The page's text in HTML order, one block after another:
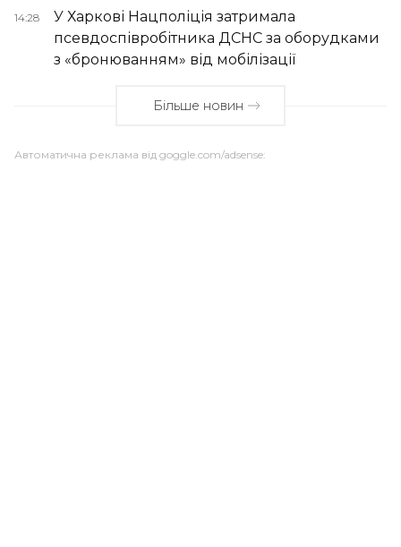
14:28
У Харкові Нацполіція затримала
псевдоспівробітника ДСНС за оборудками
з «бронюванням» від мобілізації
Більше новин
Автоматична реклама від goggle.com/adsense: